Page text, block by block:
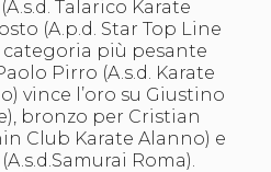
Talarico Karate
(A.p.d. Star Top Line
categoria più pesante
Pirro (A.s.d. Karate
vince l’oro su Giustino
bronzo per Cristian
Club Karate Alanno) e
Roma).